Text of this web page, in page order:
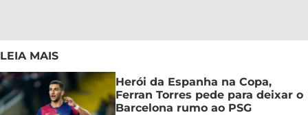
LEIA MAIS
Herói da Espanha na Copa,
Ferran Torres pede para deixar o
Barcelona rumo ao PSG